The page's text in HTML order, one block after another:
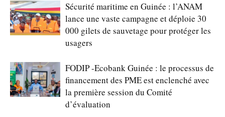
Sécurité maritime en Guinée : l’ANAM
lance une vaste campagne et déploie 30
000 gilets de sauvetage pour protéger les
usagers
FODIP -Ecobank Guinée : le processus de
financement des PME est enclenché avec
la première session du Comité
d’évaluation